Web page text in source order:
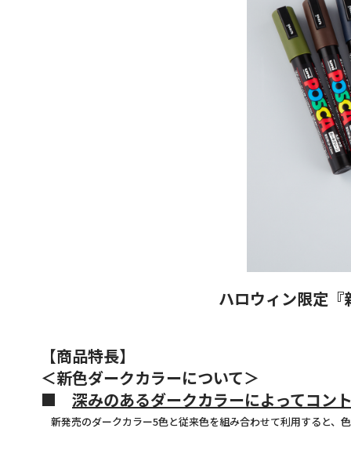
ハロウィン限定
【商品特長】
＜新色ダークカラーについて＞
■ 深みのあるダークカラーによってコン
新発売のダークカラー5色と従来色を組み合わせて利用すると、